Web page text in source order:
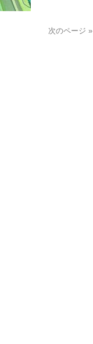
次のページ »